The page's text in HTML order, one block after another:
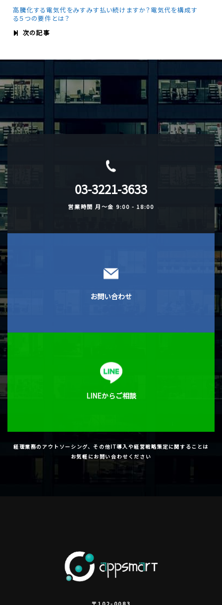
次の記事
高騰化する電気代をみすみす払い続けますか？電気代を構成す
る５つの要件とは？
03-3221-3633
営業時間 月〜金 9:00 - 18:00
お問い合わせ
LINEからご相談
経理業務のアウトソーシング、その他IT導入や経営戦略策定に関することは
お気軽にお問い合わせください